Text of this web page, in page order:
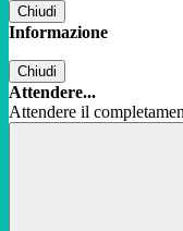
Chiudi
Informazione
Chiudi
Attendere...
Attendere il